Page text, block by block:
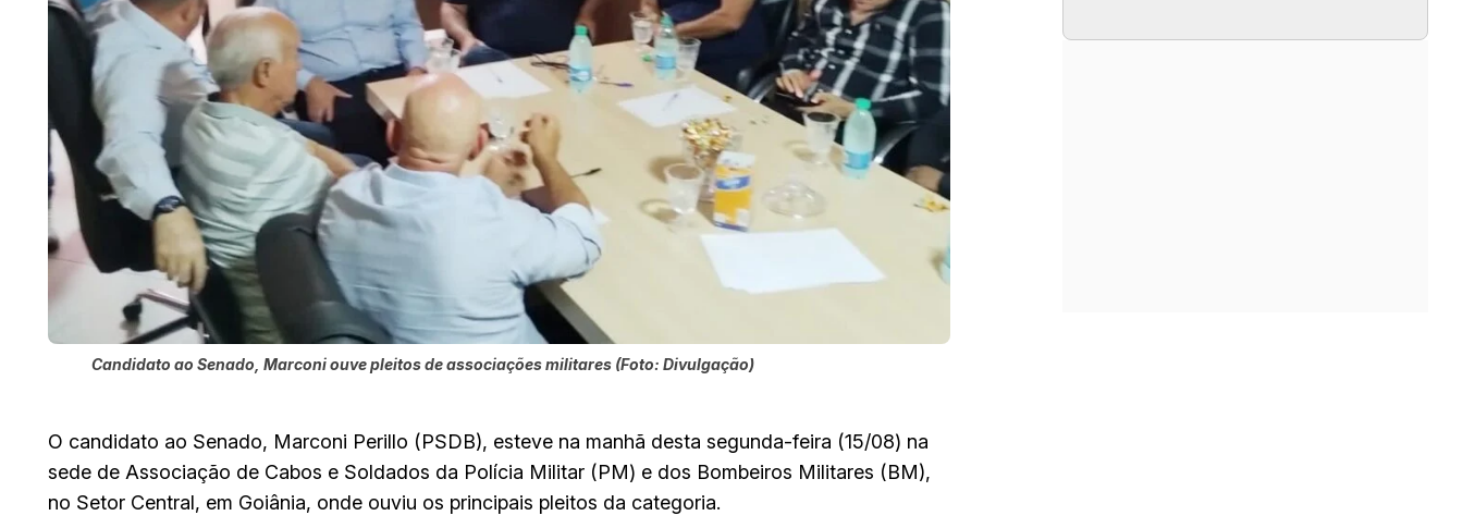
Candidato ao Senado, Marconi ouve pleitos de associações militares (Foto: Divulgação)
O candidato ao Senado, Marconi Perillo (PSDB), esteve na manhã desta segunda-feira (15/08) na
sede de Associação de Cabos e Soldados da Polícia Militar (PM) e dos Bombeiros Militares (BM),
no Setor Central, em Goiânia, onde ouviu os principais pleitos da categoria.